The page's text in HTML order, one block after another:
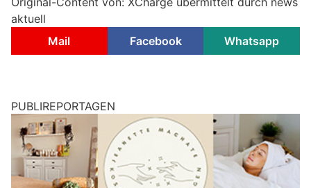
aktuell
Mail
Facebook Whatsapp
PUBLIREPORTAGEN